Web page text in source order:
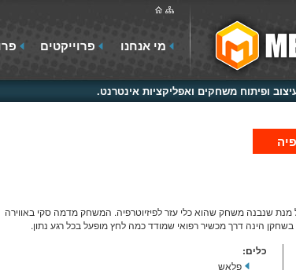
מי אנחנו פרוייקטים
ופיתוח משחקים ואפליקציות אינטרנט.
על מנת שנבנה משחק שהוא כלי עזר לפיזיוטרפיה. המשחק מדמה סקי באווירה
הינה דרך מכשיר רפואי שמודד כמה לחץ מופעל בכל רגע נתון.
כלים:
פלאש